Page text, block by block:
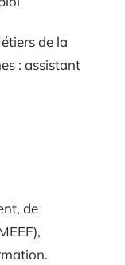
de la
: assistant
de